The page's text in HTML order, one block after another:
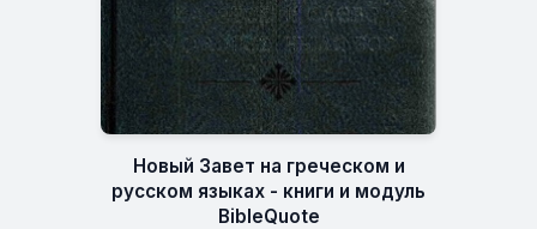
Новый Завет на греческом и
русском языках - книги и модуль
BibleQuote